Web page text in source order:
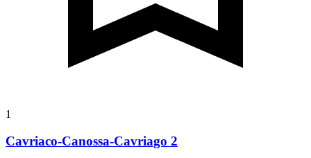
1
Cavriaco-Canossa-Cavriago 2